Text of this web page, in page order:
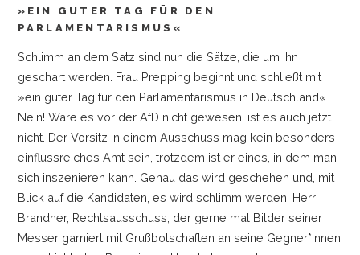
»EIN GUTER TAG FÜR DEN
PARLAMENTARISMUS«
Schlimm an dem Satz sind nun die Sätze, die um ihn
geschart werden. Frau Prepping beginnt und schließt mit
»ein guter Tag für den Parlamentarismus in Deutschland«.
Nein! Wäre es vor der AfD nicht gewesen, ist es auch jetzt
nicht. Der Vorsitz in einem Ausschuss mag kein besonders
einflussreiches Amt sein, trotzdem ist er eines, in dem man
sich inszenieren kann. Genau das wird geschehen und, mit
Blick auf die Kandidaten, es wird schlimm werden. Herr
Brandner, Rechtsausschuss, der gerne mal Bilder seiner
Messer garniert mit Grußbotschaften an seine Gegner*innen